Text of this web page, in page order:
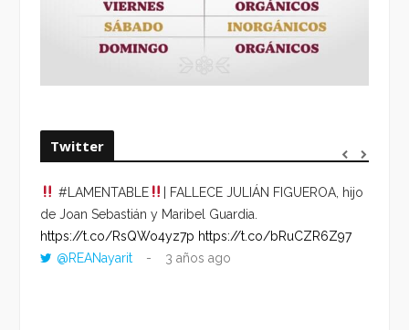
Twitter
#LAMENTABLE
| FALLECE JULIÁN FIGUEROA, hijo
de Joan Sebastián y Maribel Guardia.
https://t.co/RsQWo4yz7p https://t.co/bRuCZR6Z97
@REANayarit
3 años ago